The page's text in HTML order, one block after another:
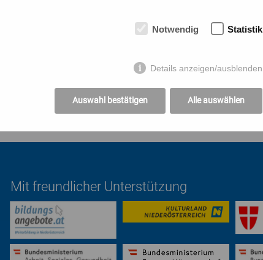
Mit freundlicher Unterstützung
Notwendig Statistik
Details anzeigen/ausblenden
Auswahl bestätigen Alle auswählen